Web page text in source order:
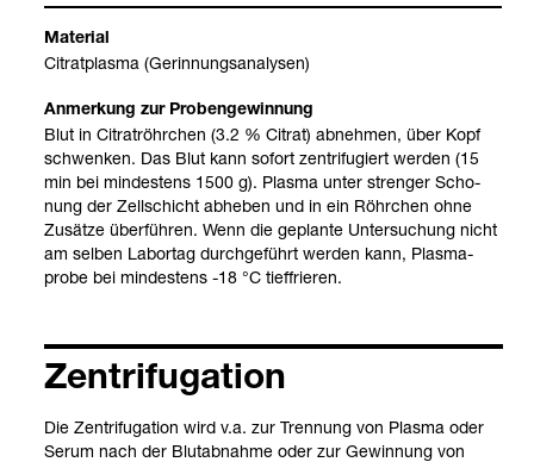
Citrat­plasma (Gerin­nungs­ana­ly­sen)
Blut in Citra­t­röhr­chen (3.2 % Citrat) abneh­men, über Kopf
schwen­ken. Das Blut kann sofort zen­tri­fu­giert wer­den (15
min bei min­des­tens 1500 g). Plasma unter stren­ger Scho­
nung der Zell­schicht abhe­ben und in ein Röhr­chen ohne
Zusätze über­füh­ren. Wenn die geplante Unter­su­chung nicht
am sel­ben Labor­tag durch­ge­führt wer­den kann, Plas­ma­
probe bei min­des­tens -18 °C tief­frie­ren.
Zen­tri­fu­ga­tion
Die Zen­tri­fu­ga­tion wird v.a. zur Tren­nung von Plasma oder
Serum nach der Blut­ab­nahme oder zur Gewin­nung von